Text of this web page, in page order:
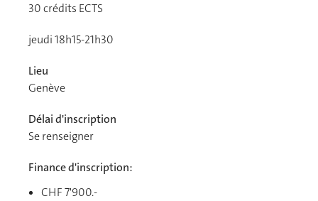
30crédits ECTS
jeudi 18h15-21h30
Lieu
Genève
Délai d'inscription
Se renseigner
Finance d'inscription:
CHF 7'900.-